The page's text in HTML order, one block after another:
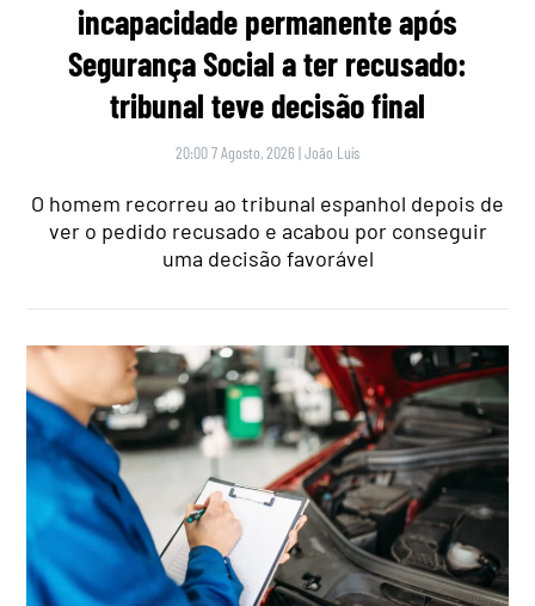
incapacidade permanente após
Segurança Social a ter recusado:
tribunal teve decisão final
20:00 7 Agosto, 2026 |João Luís
O homem recorreu ao tribunal espanhol depois de
ver o pedido recusado e acabou por conseguir
uma decisão favorável